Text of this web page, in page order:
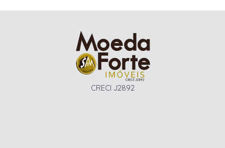
CRECI J2892